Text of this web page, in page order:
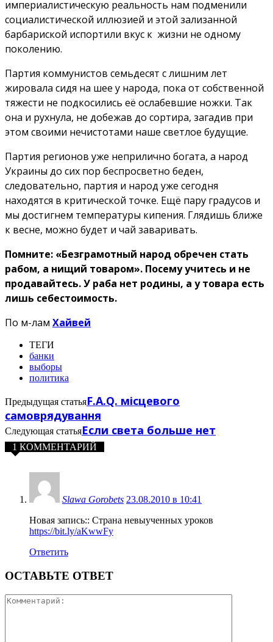
империалистическую реальность нам подменили
социалистической иллюзией и этой зализанной
барбариской испортили вкус к жизни не одному
поколению.
Партия коммунистов семьдесят с лишним лет
жировала сидя на шее у народа, пока от собственной
тяжести не подкосились её ослабевшие ножки. Так
она и рухнула, не добежав до сортира, загадив при
этом своими нечистотами наше светлое будущие.
Партия регионов уже неприлично богата, а народ
Украины до сих пор беспросветно беден,
следовательно, партия и народ уже сегодня
находятся в критической точке. Ещё пару градусов и
мы достигнем температуры кипения. Глядишь ближе
к весне, можно будет и чай заваривать.
Помните: «Безграмотный народ обречен стать
рабом, а нищий товаром». Посему учитесь и не
продавайтесь. У раба нет родины, а у товара есть
лишь себестоимость.
По м-лам Хайвей
ТЕГИ
банки
выборы
политика
Предыдущая статьяF.A.Q. місцевого
самоврядування
Следующая статьяЕсли света больше нет
1 КОММЕНТАРИЙ
Slawa Gorobets 23.08.2010 в 10:41
Новая запись:: Страна невыученных уроков
https://bit.ly/aKwwFy
Ответить
ОСТАВЬТЕ ОТВЕТ